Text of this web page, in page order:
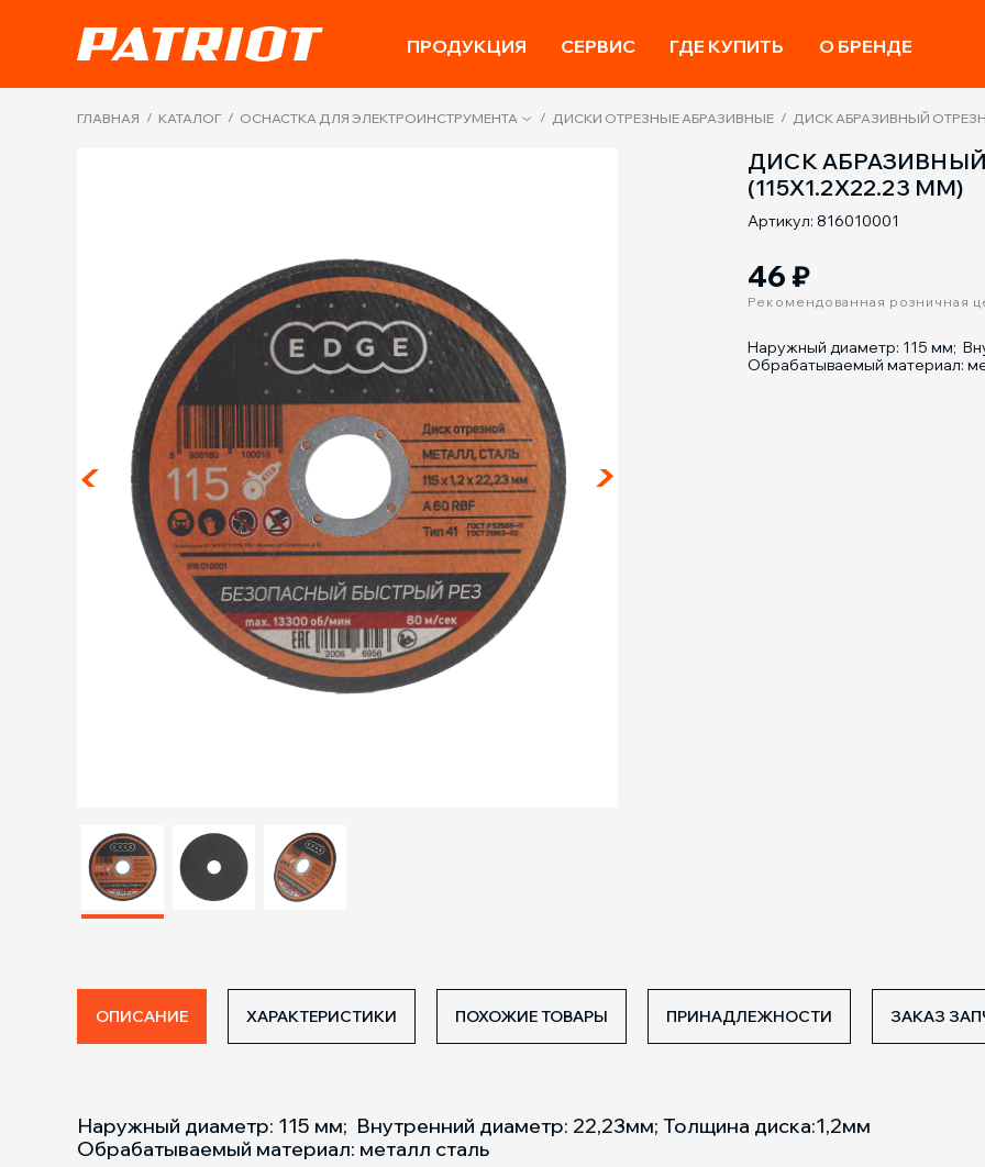
ПРОДУКЦИЯ СЕРВИС ГДЕ КУПИТЬ О БРЕНДЕ
ГЛАВНАЯ / КАТАЛОГ / ОСНАСТКА ДЛЯ ЭЛЕКТРОИНСТРУМЕНТА / ДИСКИ ОТРЕЗНЫЕ АБРАЗИВНЫЕ / ДИСК АБРАЗИВНЫЙ
ДИСК
(115Х1.2Х22.23 ММ)
Артикул: 816010001
46 ₽
Рекомендованная розничная
Наружный диаметр: 115 мм;
Обрабатываемый материал:
ОПИСАНИЕ ХАРАКТЕРИСТИКИ ПОХОЖИЕ ТОВАРЫ ПРИНАДЛЕЖНОСТИ ЗАКАЗ
Наружный диаметр: 115 мм; Внутренний диаметр: 22,23мм; Толщина диска:1,2мм
Обрабатываемый материал: металл сталь